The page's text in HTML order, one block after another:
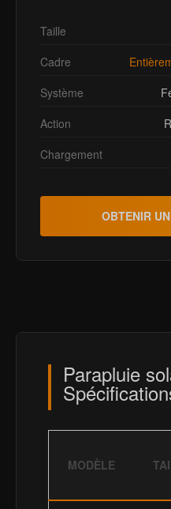
Taille
Cadre
Système
Action
Chargement
OBTENIR
Parapluie
MODÈLE